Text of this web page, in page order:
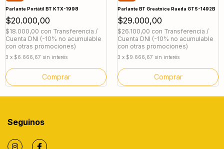
Parlante Portátil BT KTX-1998
$20.000,00
$18.000,00 con Transferencia /
Cuenta DNI (-10% no acumulable
con otras promociones)
3 x $6.666,67 sin interés
Comprar
Parlante BT Greatnice Rueda GTS-1492B
$29.000,00
$26.100,00 con Transferencia /
Cuenta DNI (-10% no acumulable
con otras promociones)
3 x $9.666,67 sin interés
Seguinos